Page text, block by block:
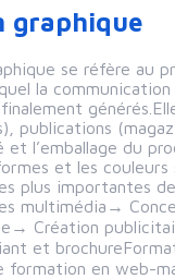
graphique
se réfère au
la
générés.
publications
et l’emballage du
et les couleurs
plus importantes
multimédia →
→ Création
et
formation en web-